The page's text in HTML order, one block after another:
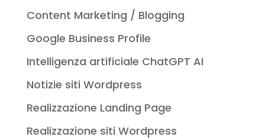
Content Marketing / Blogging
Google Business Profile
Intelligenza artificiale ChatGPT AI
Notizie siti Wordpress
Realizzazione Landing Page
Realizzazione siti Wordpress